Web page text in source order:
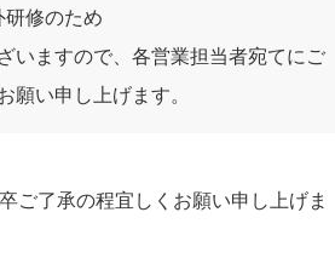
研修のため
いますので、各営業担当者宛てにご
願い申し上げます。
ご了承の程宜しくお願い申し上げま